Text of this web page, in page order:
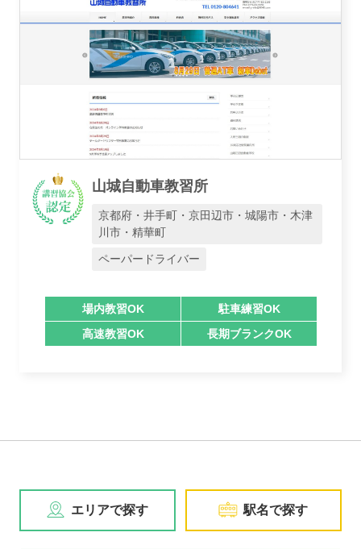
山城自動車教習所
京都府・井手町・京田辺市・城陽市・木津
川市・精華町
ペーパードライバー
場内教習OK
駐車練習OK
高速教習OK
長期ブランクOK
エリアで探す 駅名で探す